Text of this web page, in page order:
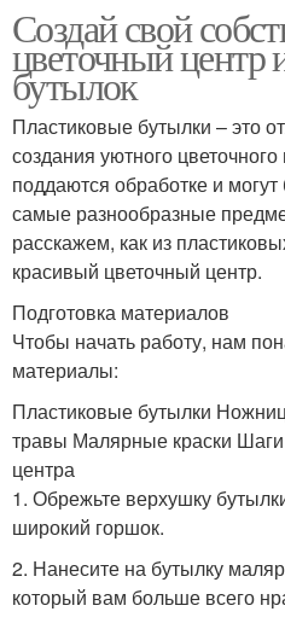
Создай свой
цветочный центр
бутылок
Пластиковые бутылки – это
создания уютного
поддаются обработке и
самые разнообразные
расскажем, как из
красивый цветочный центр.
Подготовка материалов
Чтобы начать работу, нам
материалы:
Пластиковые бутылки
травы Малярные краски Шаги
центра
1. Обрежьте верхушку
широкий горшок.
2. Нанесите на бутылку
который вам больше всего